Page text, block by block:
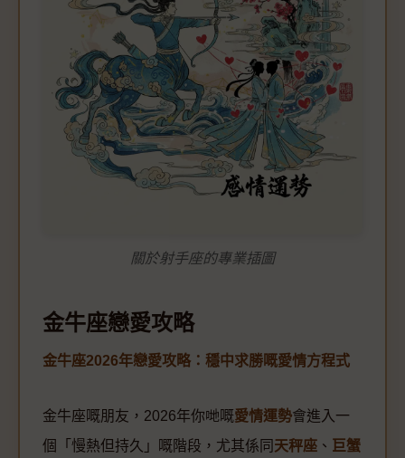
關於射手座的專業插圖
金牛座戀愛攻略
金牛座2026年戀愛攻略：穩中求勝嘅愛情方程式
金牛座嘅朋友，2026年你哋嘅愛情運勢會進入一
個「慢熱但持久」嘅階段，尤其係同 天秤座 、
巨蟹